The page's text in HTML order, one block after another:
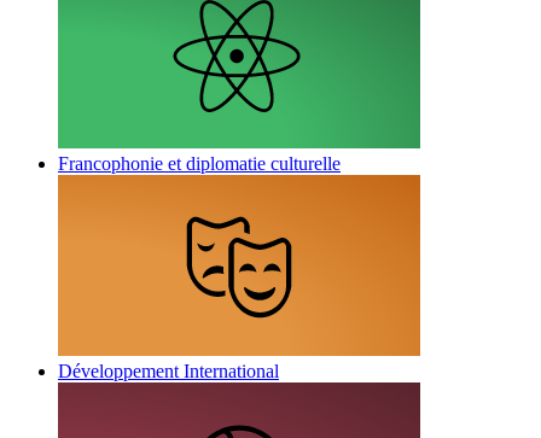
Francophonie et diplomatie culturelle
Développement International